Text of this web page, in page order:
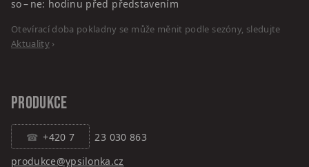
so – ne: hodinu před představením
Otevírací doba pokladny se může měnit podle sezóny, sledujte
Aktuality›
PRODUKCE
+420 7
23 030 863
produkce@ypsilonka.cz